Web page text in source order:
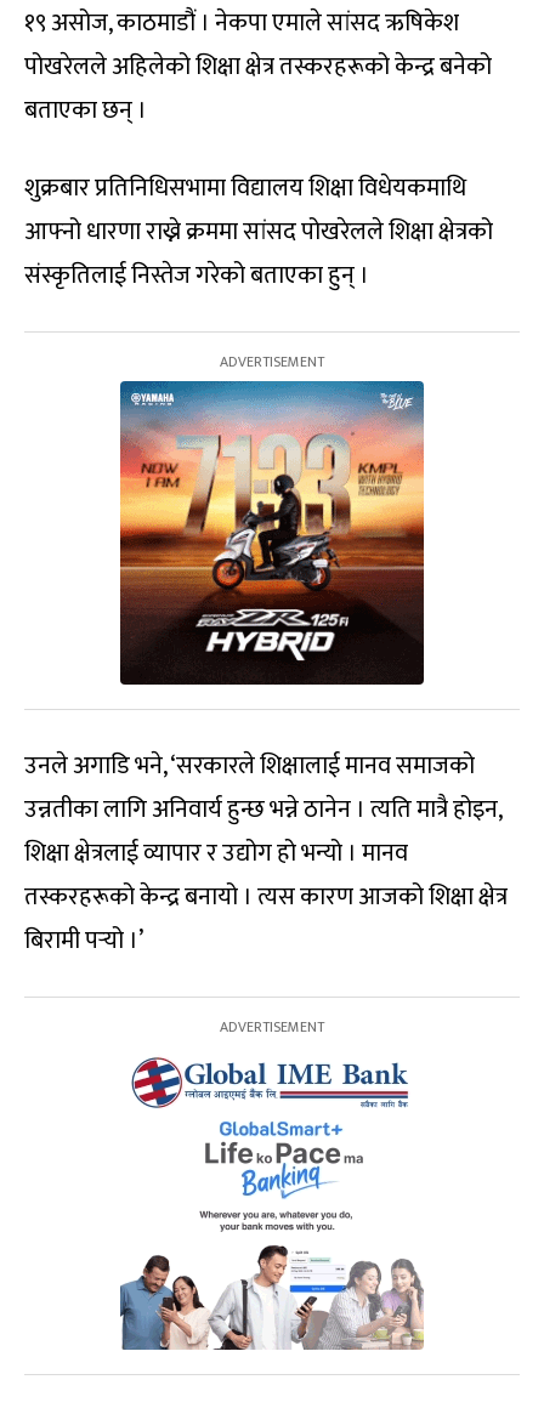
१९ असोज, काठमाडौं । नेकपा एमाले सांसद ऋषिकेश
पोखरेलले अहिलेको शिक्षा क्षेत्र तस्करहरूको केन्द्र बनेको
बताएका छन् ।
शुक्रबार प्रतिनिधिसभामा विद्यालय शिक्षा विधेयकमाथि
आफ्नो धारणा राख्ने क्रममा सांसद पोखरेलले शिक्षा क्षेत्रको
संस्कृतिलाई निस्तेज गरेको बताएका हुन् ।
उनले अगाडि भने, ‘सरकारले शिक्षालाई मानव समाजको
उन्नतीका लागि अनिवार्य हुन्छ भन्ने ठानेन । त्यति मात्रै होइन,
शिक्षा क्षेत्रलाई व्यापार र उद्योग हो भन्यो । मानव
तस्करहरूको केन्द्र बनायो । त्यस कारण आजको शिक्षा क्षेत्र
बिरामी पर्‍यो ।’